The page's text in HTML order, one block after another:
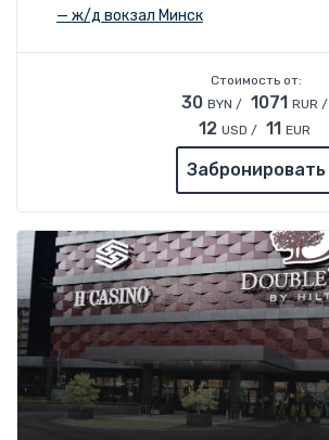
— ж/д вокзал Минск
Стоимость от:
30 BYN / 1071 RUR /
12 USD / 11 EUR
Забронировать